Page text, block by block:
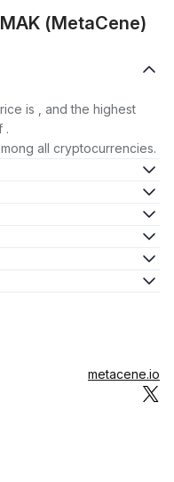
(MetaCene)
is , and the highest
.
all cryptocurrencies.
metacene.io